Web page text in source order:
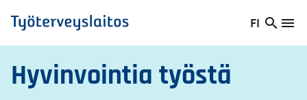
Hyppää
pääsisältöön
Työterveyslaitos
Vaihda
kieltä,
FI
Hae
o
s
Hyvinvointia työstä